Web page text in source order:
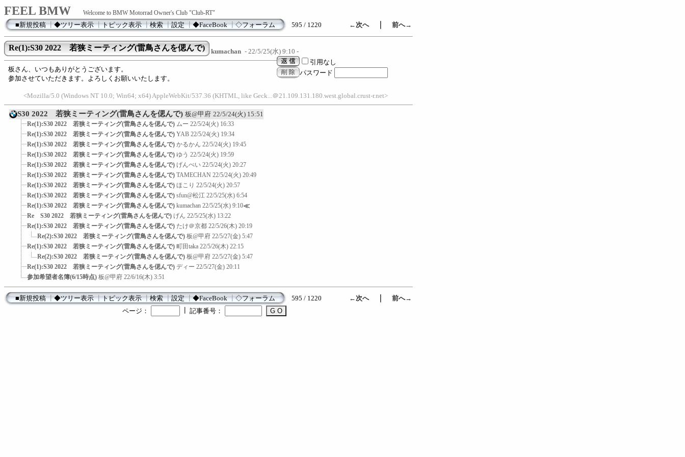
FEEL BMW Welcome to BMW Motorrad Owner's Club "Club-RT"
■新規投稿┃◆ツリー表示┃トピック表示┃検索┃設定┃◆FaceBook┃◇フォーラム 595 / 1220 ←次へ｜ 前へ→
Re(1):S30 2022 若狭ミーティング(雷鳥さんを偲んで) kumachan - 22/5/25(水) 9:10 -
引用なし
パスワード
板さん、いつもありがとうございます。
参加させていただきます。よろしくお願いいたします。
<Mozilla/5.0 (Windows NT 10.0; Win64; x64) AppleWebKit/537.36 (KHTML, like Geck...＠21.109.131.180.west.global.crust-r.net>
S30 2022 若狭ミーティング(雷鳥さんを偲んで) 板@甲府 22/5/24(火) 15:51
Re(1):S30 2022 若狭ミーティング(雷鳥さんを偲んで) ムー 22/5/24(火) 16:33
Re(1):S30 2022 若狭ミーティング(雷鳥さんを偲んで) YAB 22/5/24(火) 19:34
Re(1):S30 2022 若狭ミーティング(雷鳥さんを偲んで) かるかん 22/5/24(火) 19:45
Re(1):S30 2022 若狭ミーティング(雷鳥さんを偲んで) ゆう 22/5/24(火) 19:59
Re(1):S30 2022 若狭ミーティング(雷鳥さんを偲んで) げんぺい 22/5/24(火) 20:27
Re(1):S30 2022 若狭ミーティング(雷鳥さんを偲んで) TAMECHAN 22/5/24(火) 20:49
Re(1):S30 2022 若狭ミーティング(雷鳥さんを偲んで) ほこり 22/5/24(火) 20:57
Re(1):S30 2022 若狭ミーティング(雷鳥さんを偲んで) sfun@松江 22/5/25(水) 6:54
Re(1):S30 2022 若狭ミーティング(雷鳥さんを偲んで) kumachan 22/5/25(水) 9:10≪
Re S30 2022 若狭ミーティング(雷鳥さんを偲んで) げん 22/5/25(水) 13:22
Re(1):S30 2022 若狭ミーティング(雷鳥さんを偲んで) たけ＠京都 22/5/26(木) 20:19
Re(2):S30 2022 若狭ミーティング(雷鳥さんを偲んで) 板@甲府 22/5/27(金) 5:47
Re(1):S30 2022 若狭ミーティング(雷鳥さんを偲んで) 町田taka 22/5/26(木) 22:15
Re(2):S30 2022 若狭ミーティング(雷鳥さんを偲んで) 板@甲府 22/5/27(金) 5:47
Re(1):S30 2022 若狭ミーティング(雷鳥さんを偲んで) ディー 22/5/27(金) 20:11
参加希望者名簿(6/15時点) 板@甲府 22/6/16(木) 3:51
■新規投稿┃◆ツリー表示┃トピック表示┃検索┃設定┃◆FaceBook┃◇フォーラム 595 / 1220 ←次へ｜ 前へ→
ページ：
記事番号：